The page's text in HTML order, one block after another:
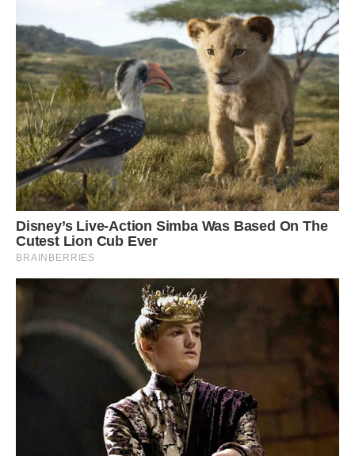
0,5 см. Таким чином підготовлену цибулю відсортуйте за
розміром і відправте на зберігання.
Де краще зберігати цибулю взимку